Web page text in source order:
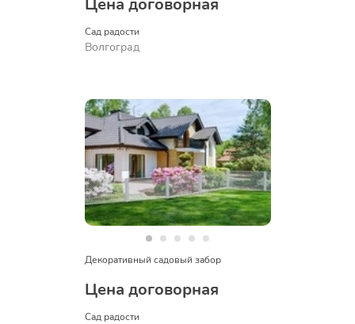
Цена договорная
Сад радости
Волгоград
Декоративный садовый забор
Цена договорная
Сад радости